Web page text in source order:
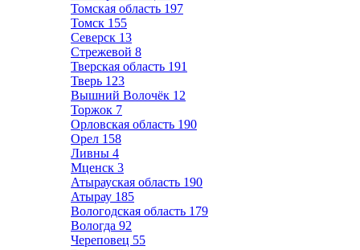
Томская область 197
Томск 155
Северск 13
Стрежевой 8
Тверская область 191
Тверь 123
Вышний Волочёк 12
Торжок 7
Орловская область 190
Орел 158
Ливны 4
Мценск 3
Атырауская область 190
Атырау 185
Вологодская область 179
Вологда 92
Череповец 55